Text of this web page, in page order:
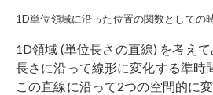
1D単位領域に沿った位置の関数としての
1D領域 (単位長さの直線) を考え
長さに沿って線形に変化する準時
この直線に沿って2つの空間的に